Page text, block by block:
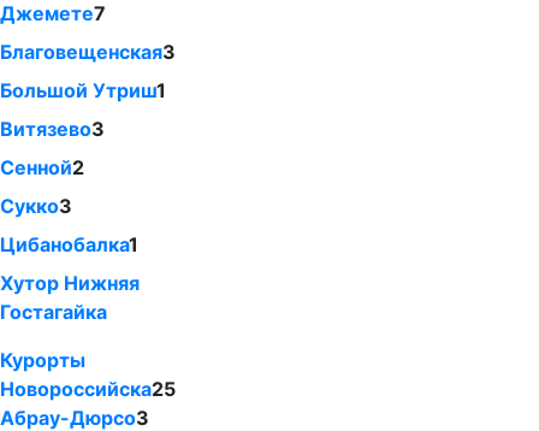
Джемете7
Благовещенская3
Большой Утриш1
Витязево3
Сенной2
Сукко3
Цибанобалка1
Хутор Нижняя
Гостагайка
Курорты
Новороссийска25
Абрау-Дюрсо3